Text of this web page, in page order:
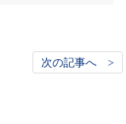
次の記事へ >